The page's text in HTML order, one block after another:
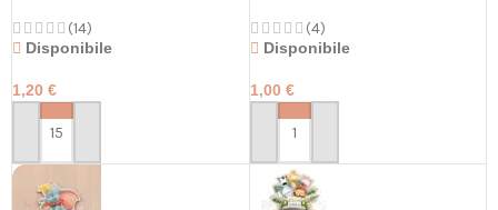
(14)
Disponibile
1,20 €
PERSONALIZZA
(4)
Disponibile
1,00 €
PERSONALIZZA